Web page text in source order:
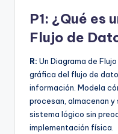
P1: ¿Qué es
Flujo de
R: Un Diagrama de
gráfica del flujo de
información. Modela
procesan, almacenan y
sistema lógico sin
implementación física.